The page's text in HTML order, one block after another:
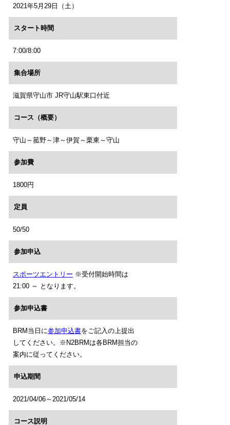
2021年5月29日（土）
スタート時間
7:00/8:00
集合場所
滋賀県守山市 JR守山駅東口付近
コース（概要）
守山～菰野～津～伊賀～栗東～守山
参加費
1800円
定員
50/50
参加申込
スポーツエントリー ※受付開始時間は
21:00 ～ となります。
参加申込書
BRM当日に参加申込書をご記入の上提出
してください。※N2BRMは各BRM担当の
案内に従ってください。
申込期間
2021/04/06～2021/05/14
コース説明